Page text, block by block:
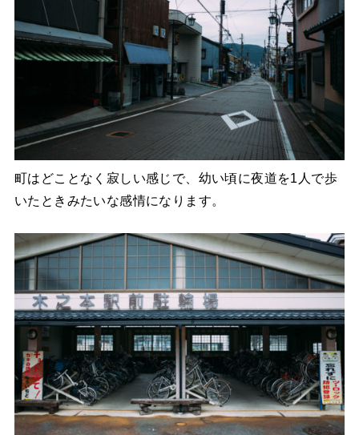
町はどことなく寂しい感じで、幼い頃に夜道を1人で歩
いたときみたいな感情になります。